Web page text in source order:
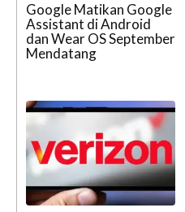
Google Matikan Google
Assistant di Android
dan Wear OS September
Mendatang